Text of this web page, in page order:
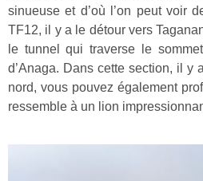
sinueuse et d’où l’on peut voir
TF12, il y a le détour vers
le tunnel qui traverse le
d’Anaga. Dans cette section, il
nord, vous pouvez également
ressemble à un lion